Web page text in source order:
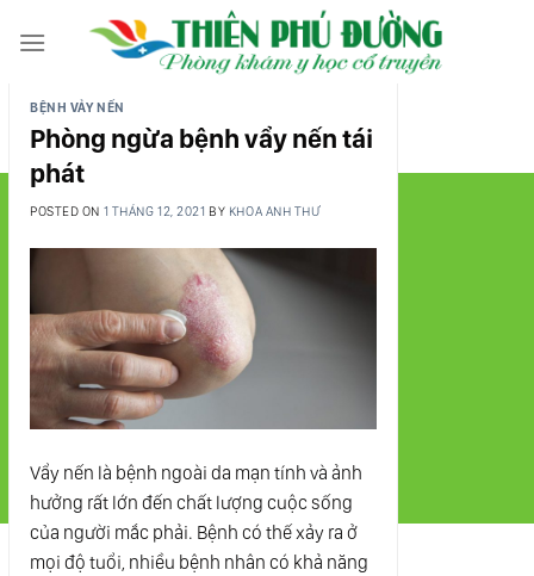
BỆNH VẢY NẾN
Phòng ngừa bệnh vẩy nến tái
phát
POSTED ON 1 THÁNG 12, 2021 BY KHOA ANH THƯ
Vẩy nến là bệnh ngoài da mạn tính và ảnh
hưởng rất lớn đến chất lượng cuộc sống
của người mắc phải. Bệnh có thế xảy ra ở
mọi độ tuổi, nhiều bệnh nhân có khả năng